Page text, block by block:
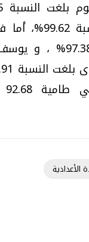
إطسا بلغت
فبلغت النسبة
الأعدادية